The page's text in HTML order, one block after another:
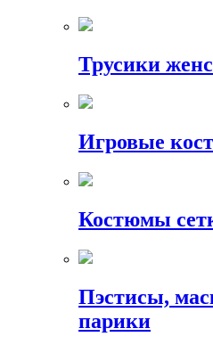
Трусики
Игровые
Костюмы
Пэстисы,
парики